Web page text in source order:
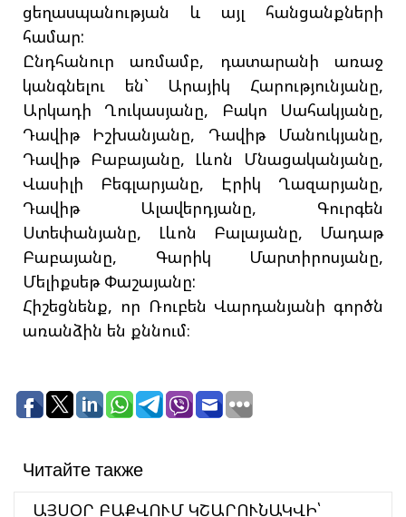
ցեղասպանության և այլ հանցանքների
համար:
Ընդհանուր առմամբ, դատարանի առաջ
կանգնելու են` Արայիկ Հարությունյանը,
Արկադի Ղուկասյանը, Բակո Սահակյանը,
Դավիթ Իշխանյանը, Դավիթ Մանուկյանը,
Դավիթ Բաբայանը, Լևոն Մնացականյանը,
Վասիլի Բեգլարյանը, Էրիկ Ղազարյանը,
Դավիթ Ալավերդյանը, Գուրգեն
Ստեփանյանը, Լևոն Բալայանը, Մադաթ
Բաբայանը, Գարիկ Մարտիրոսյանը,
Մելիքսեթ Փաշայանը:
Հիշեցնենք, որ Ռուբեն Վարդանյանի գործն
առանձին են քննում։
Читайте также
ԱՅՍՕՐ ԲԱՔՎՈՒՄ ԿՇԱՐՈՒՆԱԿՎԻ՝